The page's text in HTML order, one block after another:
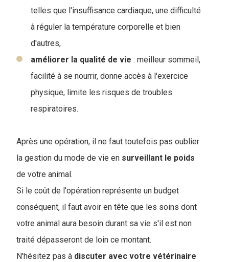
telles que l'insuffisance cardiaque, une difficulté
à réguler la température corporelle et bien
d'autres,
améliorer la qualité de vie : meilleur sommeil,
facilité à se nourrir, donne accès à l'exercice
physique, limite les risques de troubles
respiratoires.
Après une opération, il ne faut toutefois pas oublier
la gestion du mode de vie en surveillant le poids
de votre animal.
Si le coût de l'opération représente un budget
conséquent, il faut avoir en tête que les soins dont
votre animal aura besoin durant sa vie s'il est non
traité dépasseront de loin ce montant.
N'hésitez pas à discuter avec votre vétérinaire